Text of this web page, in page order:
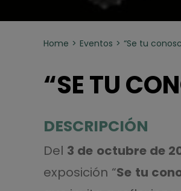
Home Eventos “Se tu
“SE TU
DESCRIPCIÓN
Del 3 de octubre de
exposición “Se tu